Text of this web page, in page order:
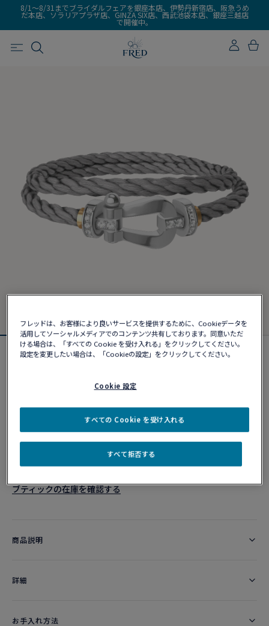
8/1～8/31までブライダルフェアを銀座本店、伊勢丹新宿店、阪急うめ
だ本店、ソラリアプラザ店、GINZA SIX店、西武池袋本店、銀座三越店
で開催中。
フォース10ブレスレット
カスタマイズ
ショッピングバッグに追加
10営業日以内に発送
ブティックの在庫を確認する​
商品説明
詳細​
お手入れ方法
フレッドは、お客様により良いサービスを提供するために、Cookieデータを
活用してソーシャルメディアでのコンテンツ共有しております。同意いただ
ける場合は、「すべての Cookie を受け入れる」をクリックしてください。
設定を変更したい場合は、「Cookieの設定」をクリックしてください。
Cookie 設定
すべて拒否する
すべての Cookie を受け入れる